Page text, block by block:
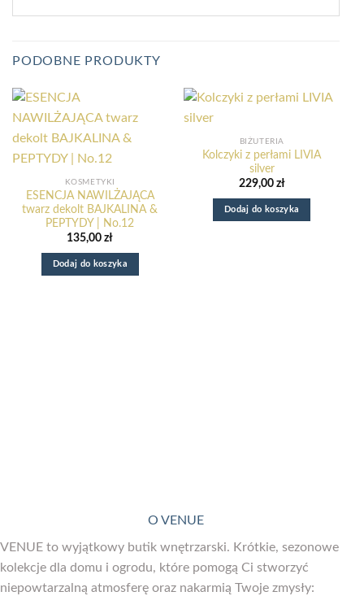
PODOBNE PRODUKTY
KOSMETYKI
ESENCJA NAWILŻAJĄCA
twarz dekolt BAJKALINA &
PEPTYDY | No.12
135,00zł
Dodaj do koszyka
BIŻUTERIA
Kolczyki z perłami LIVIA
silver
229,00 zł
Dodaj do koszyka
O VENUE
VENUE to wyjątkowy butik wnętrzarski. Krótkie, sezonowe
kolekcje dla domu i ogrodu, które pomogą Ci stworzyć
niepowtarzalną atmosferę oraz nakarmią Twoje zmysły: